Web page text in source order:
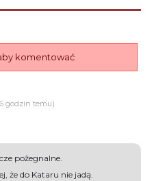
komentować
godzin temu)
pożegnalne.
że do Kataru nie jadą.